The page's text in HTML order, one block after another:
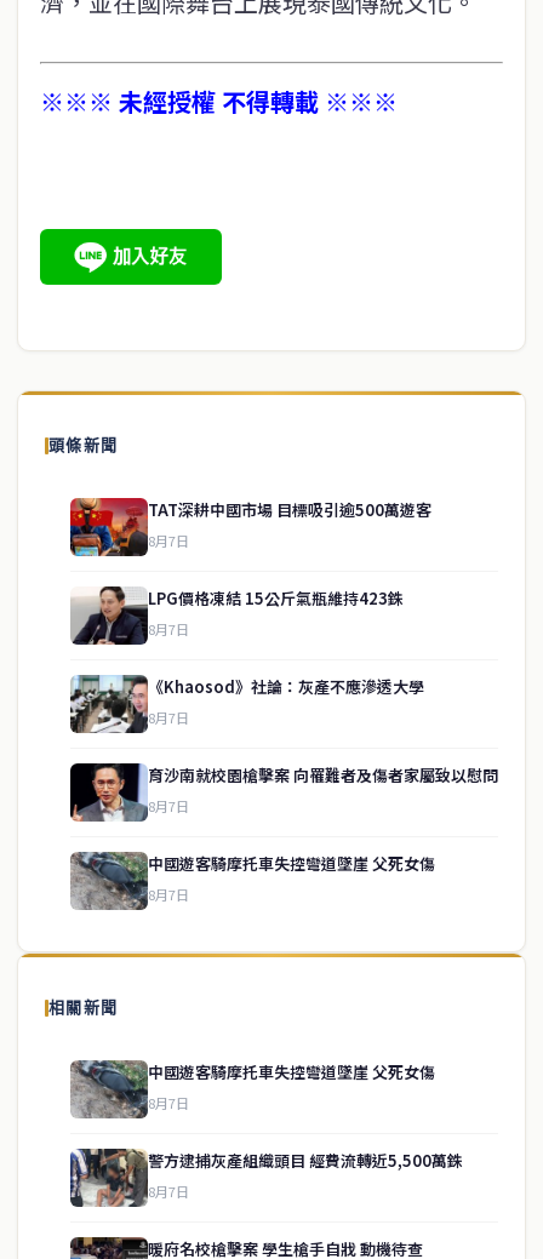
※※※ 未經授權 不得轉載 ※※※
頭條新聞
TAT深耕中國市場 目標吸引逾500萬遊客
8月7日
LPG價格凍結 15公斤氣瓶維持423銖
8月7日
《Khaosod》社論：灰產不應滲透大學
8月7日
育沙南就校園槍擊案 向罹難者及傷者家屬致以慰問
8月7日
中國遊客騎摩托車失控彎道墜崖 父死女傷
8月7日
相關新聞
中國遊客騎摩托車失控彎道墜崖 父死女傷
8月7日
警方逮捕灰產組織頭目 經費流轉近5,500萬銖
8月7日
暖府名校槍擊案 學生槍手自戕 動機待查
關於我們
泰國中文新聞（TCN）是一家總部設於曼谷的中文新聞媒體，致力於
供即時、客觀、多元的中文新聞內容。
房地產
service@thaichinesenews.com